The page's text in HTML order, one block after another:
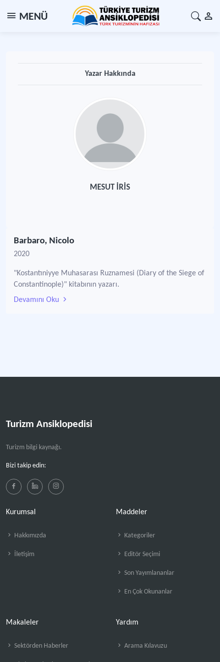
MENÜ
Yazar Hakkında
MESUT İRİS
Barbaro, Nicolo
2020
"Kostantıniyye Muhasarası Ruznamesi (Diary of the Siege of
Constantinople)" kitabının yazarı.
Devamını Oku
Turizm Ansiklopedisi
Turizm bilgi kaynağı.
Bizi takip edin:
Kurumsal
Hakkımızda
İletişim
Maddeler
Kategoriler
Editör Seçimi
Son Yayımlananlar
En Çok Okunanlar
Makaleler
Sektörden Haberler
Yardım
Arama Kılavuzu